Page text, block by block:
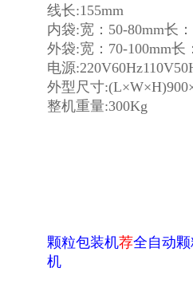
线长:155mm
内袋:宽：50-80mm长
外袋:宽：70-100mm长
电源
外型尺寸
整机重量:300Kg
颗粒包装机荐全自动
机